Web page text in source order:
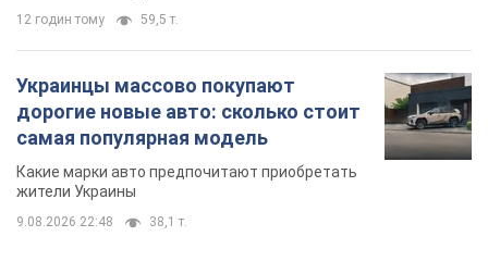
12 годин тому 59,5 т.
Украинцы массово покупают
дорогие новые авто: сколько стоит
самая популярная модель
Какие марки авто предпочитают приобретать
жители Украины
9.08.2026 22:48 38,1 т.